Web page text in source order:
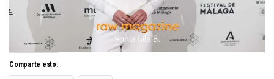
Comparte esto: